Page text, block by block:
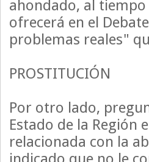
ahondado, al tiempo
ofrecerá en el
problemas reales"
PROSTITUCIÓN
Por otro lado,
Estado de la Región
relacionada con la